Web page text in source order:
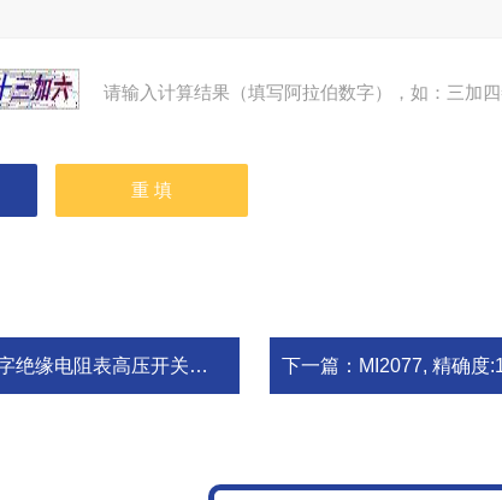
请输入计算结果（填写阿拉伯数字），如：三加
压开关机械特性测试仪兆欧表 下一篇： MI2077, 精确度:1V, 品牌:德国美